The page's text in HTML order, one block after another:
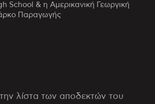
School & η Αμερικανική Γεωργική
Παραγωγής
λίστα των αποδεκτών του